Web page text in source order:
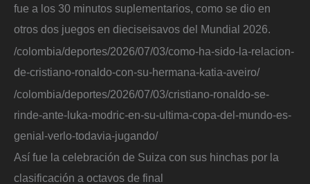
fue a los 30 minutos suplementarios, como se dio en
otros dos juegos en dieciseisavos del Mundial 2026.
/colombia/deportes/2026/07/03/como-ha-sido-la-relacion-
de-cristiano-ronaldo-con-su-hermana-katia-aveiro/
/colombia/deportes/2026/07/03/cristiano-ronaldo-se-
rinde-ante-luka-modric-en-su-ultima-copa-del-mundo-es-
genial-verlo-todavia-jugando/
Así fue la celebración de Suiza con sus hinchas por la
clasificación a octavos de final